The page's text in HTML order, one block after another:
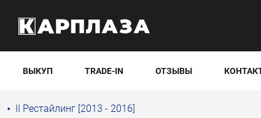
ВЫКУП TRADE-IN ОТЗЫВЫ
II Рестайлинг [2013 - 2016]